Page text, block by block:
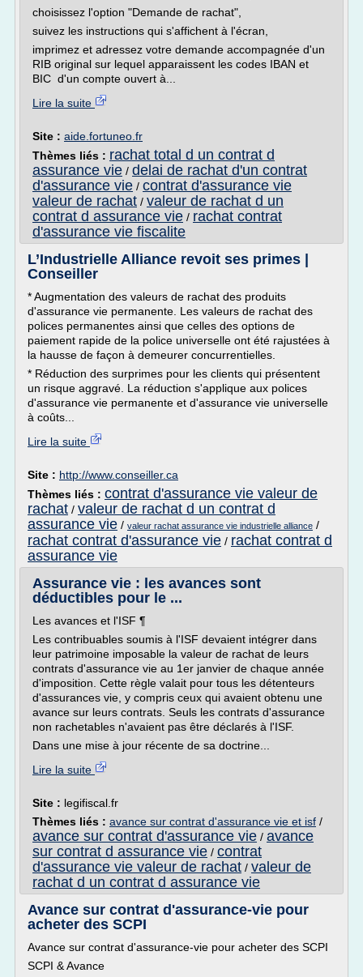
choisissez l'option "Demande de rachat",
suivez les instructions qui s'affichent à l'écran,
imprimez et adressez votre demande accompagnée d'un
RIB original sur lequel apparaissent les codes IBAN et
BIC d'un compte ouvert à...
Lire la suite
Site : aide.fortuneo.fr
Thèmes liés : rachat total d un contrat d
assurance vie / delai de rachat d'un contrat
d'assurance vie / contrat d'assurance vie
valeur de rachat / valeur de rachat d un
contrat d assurance vie / rachat contrat
d'assurance vie fiscalite
L’Industrielle Alliance revoit ses primes |
Conseiller
* Augmentation des valeurs de rachat des produits
d'assurance vie permanente. Les valeurs de rachat des
polices permanentes ainsi que celles des options de
paiement rapide de la police universelle ont été rajustées à
la hausse de façon à demeurer concurrentielles.
* Réduction des surprimes pour les clients qui présentent
un risque aggravé. La réduction s'applique aux polices
d'assurance vie permanente et d'assurance vie universelle
à coûts...
Lire la suite
Site : http://www.conseiller.ca
Thèmes liés : contrat d'assurance vie valeur de
rachat / valeur de rachat d un contrat d
assurance vie / valeur rachat assurance vie industrielle alliance /
rachat contrat d'assurance vie / rachat contrat d
assurance vie
Assurance vie : les avances sont
déductibles pour le ...
Les avances et l'ISF ¶
Les contribuables soumis à l'ISF devaient intégrer dans
leur patrimoine imposable la valeur de rachat de leurs
contrats d'assurance vie au 1er janvier de chaque année
d'imposition. Cette règle valait pour tous les détenteurs
d'assurances vie, y compris ceux qui avaient obtenu une
avance sur leurs contrats. Seuls les contrats d'assurance
non rachetables n'avaient pas être déclarés à l'ISF.
Dans une mise à jour récente de sa doctrine...
Lire la suite
Site : legifiscal.fr
Thèmes liés : avance sur contrat d'assurance vie et isf /
avance sur contrat d'assurance vie / avance
sur contrat d assurance vie / contrat
d'assurance vie valeur de rachat / valeur de
rachat d un contrat d assurance vie
Avance sur contrat d'assurance-vie pour
acheter des SCPI
Avance sur contrat d'assurance-vie pour acheter des SCPI
SCPI & Avance